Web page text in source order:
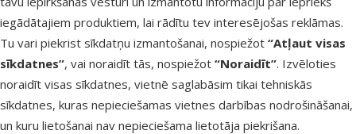
iegādātajiem produktiem, lai rādītu tev interesējošas reklāmas.
Tu vari piekrist sīkdatņu izmantošanai, nospiežot “Atļaut visas
sīkdatnes”, vai noraidīt tās, nospiežot “Noraidīt”. Izvēloties
noraidīt visas sīkdatnes, vietnē saglabāsim tikai tehniskās
sīkdatnes, kuras nepieciešamas vietnes darbības nodrošināšanai,
un kuru lietošanai nav nepieciešama lietotāja piekrišana.
Raksti e-pastā
eveikals@dinozoo.lv
Zvani – 26 100 502
P–Pk 9:00 – 17:00